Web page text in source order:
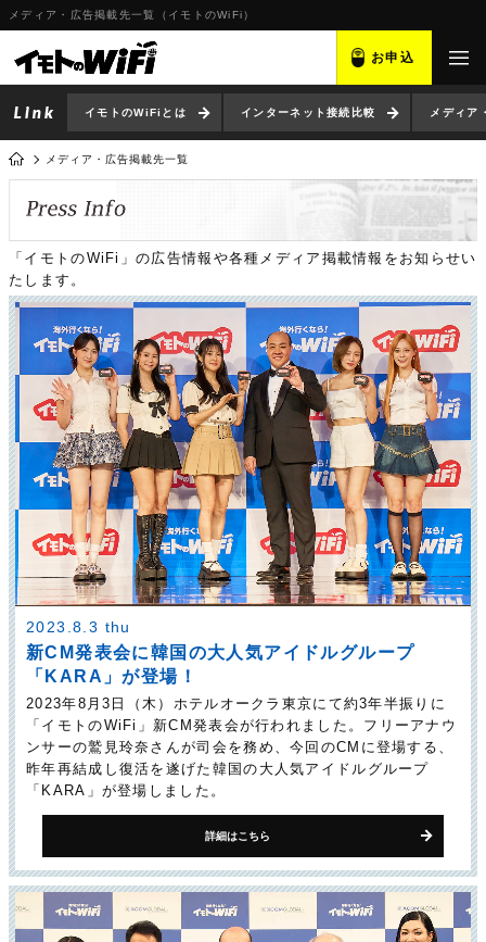
メディア・広告掲載先一覧（イモトのWiFi）
お申込
イモトのWiFiとは インターネット接続比較 メディア
メディア・広告掲載先一覧
「イモトのWiFi」の広告情報や各種メディア掲載情報をお知らせい
たします。
2023.8.3 thu
新CM発表会に韓国の大人気アイドルグループ
「KARA」が登場！
2023年8月3日（木）ホテルオークラ東京にて約3年半振りに
「イモトのWiFi」新CM発表会が行われました。フリーアナウ
ンサーの鷲見玲奈さんが司会を務め、今回のCMに登場する、
昨年再結成し復活を遂げた韓国の大人気アイドルグループ
「KARA」が登場しました。
詳細はこちら